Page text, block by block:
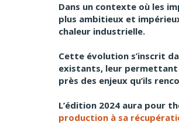
Dans un contexte où les
plus ambitieux et
chaleur industrielle.
Cette évolution s’inscrit
existants, leur permettant
près des enjeux qu’ils
L’édition 2024 aura pour
production à sa